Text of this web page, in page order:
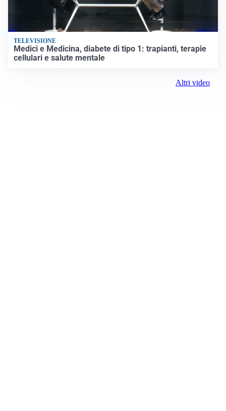
TELEVISIONE
Medici e Medicina, diabete di tipo 1: trapianti, terapie
cellulari e salute mentale
Altri video